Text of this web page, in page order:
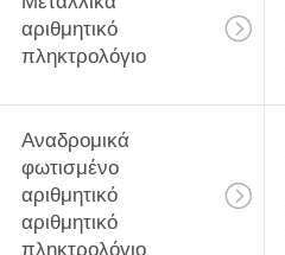
αριθμητικό
πληκτρολόγιο
Αναδρομικά
φωτισμένο
αριθμητικό
αριθμητικό
πληκτρολόγιο